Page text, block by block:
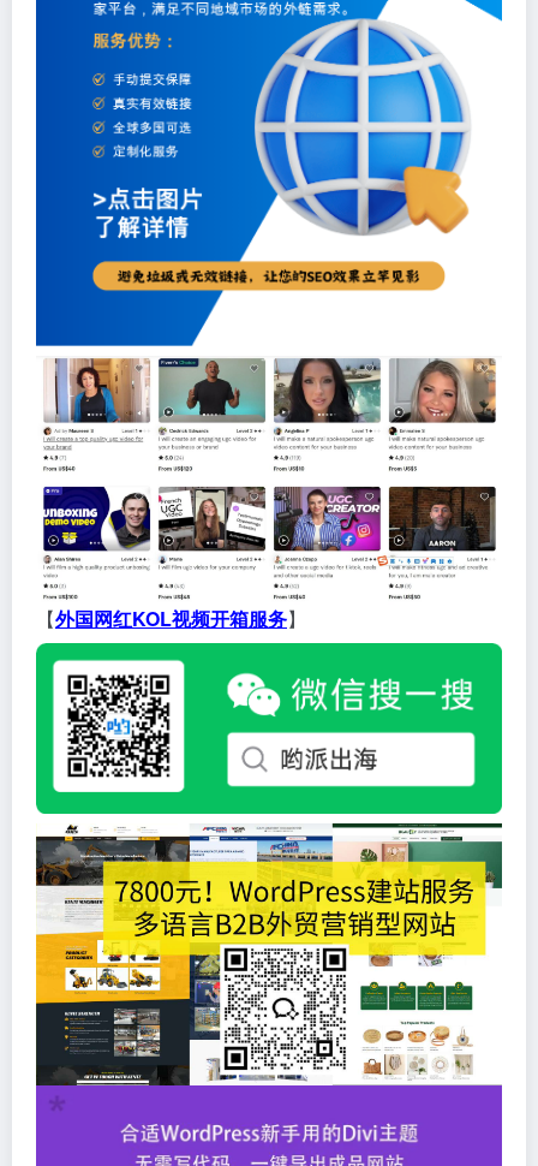
【外国网红KOL视频开箱服务】